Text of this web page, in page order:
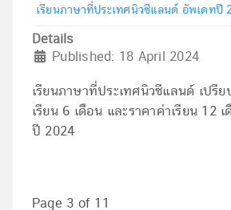
เรียนภาษาที่ประเทศนิวซีแลนด์ อัพเดทปี
Details
Published: 18 April 2024
เรียนภาษาที่ประเทศนิวซีแลนด์ เปรีย
เรียน 6 เดือน และราคาค่าเรียน 12
ปี 2024
Page 3 of 11